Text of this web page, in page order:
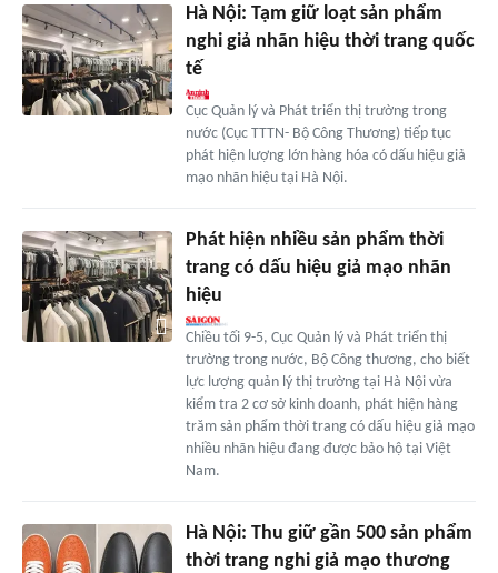
Hà Nội: Tạm giữ loạt sản phẩm
nghi giả nhãn hiệu thời trang quốc
tế
Cục Quản lý và Phát triển thị trường trong
nước (Cục TTTN- Bộ Công Thương) tiếp tục
phát hiện lượng lớn hàng hóa có dấu hiệu giả
mạo nhãn hiệu tại Hà Nội.
Phát hiện nhiều sản phẩm thời
trang có dấu hiệu giả mạo nhãn
hiệu
Chiều tối 9-5, Cục Quản lý và Phát triển thị
trường trong nước, Bộ Công thương, cho biết
lực lượng quản lý thị trường tại Hà Nội vừa
kiểm tra 2 cơ sở kinh doanh, phát hiện hàng
trăm sản phẩm thời trang có dấu hiệu giả mạo
nhiều nhãn hiệu đang được bảo hộ tại Việt
Nam.
Hà Nội: Thu giữ gần 500 sản phẩm
thời trang nghi giả mạo thương